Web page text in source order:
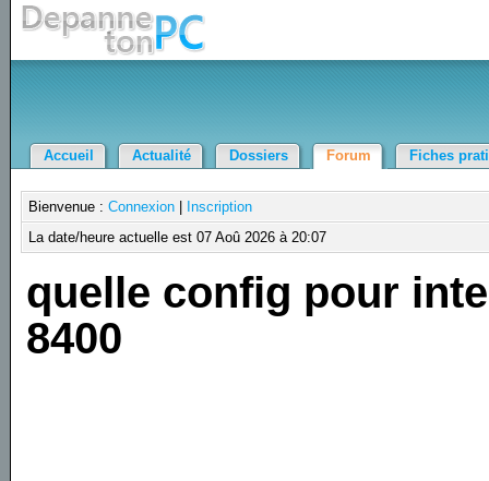
Accueil Actualité Dossiers Forum Fiches
Bienvenue :Connexion
Inscription
La date/heure actuelle est 07 Aoû 2026 à 20:07
quelle config pour
8400